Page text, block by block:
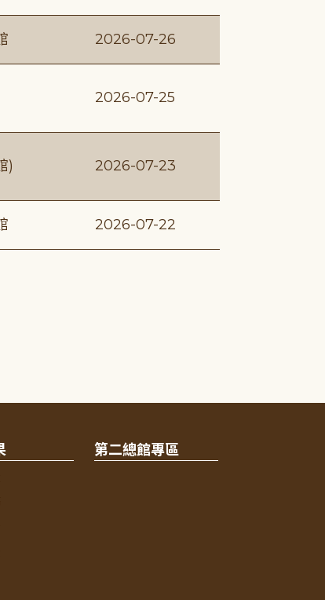
2026-07-26
2026-07-25
) 2026-07-23
2026-07-22
第二總館專區